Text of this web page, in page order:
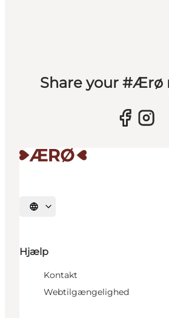
Share your #Ærø
Vælg sprog
Hjælp
Kontakt
Webtilgængelighed